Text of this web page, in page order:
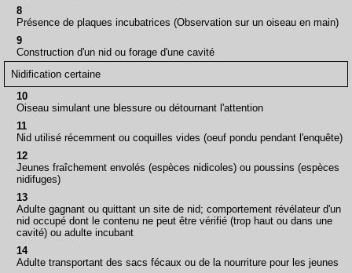
8
Présence de plaques incubatrices (Observation sur un oiseau en main)
9
Construction d'un nid ou forage d'une cavité
Nidification certaine
10
Oiseau simulant une blessure ou détournant l'attention
11
Nid utilisé récemment ou coquilles vides (oeuf pondu pendant l'enquête)
12
Jeunes fraîchement envolés (espèces nidicoles) ou poussins (espèces
nidifuges)
13
Adulte gagnant ou quittant un site de nid; comportement révélateur d'un
nid occupé dont le contenu ne peut être vérifié (trop haut ou dans une
cavité) ou adulte incubant
14
Adulte transportant des sacs fécaux ou de la nourriture pour les jeunes